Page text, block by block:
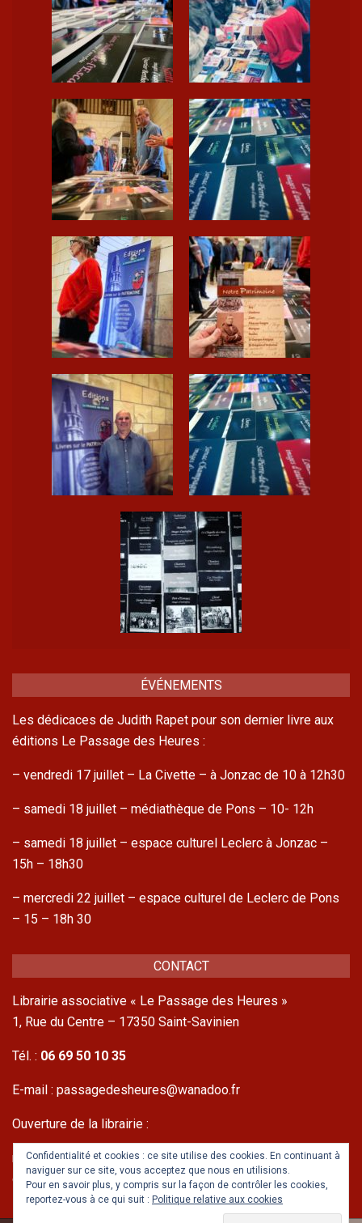
ÉVÉNEMENTS
Les dédicaces de Judith Rapet pour son dernier livre aux
éditions Le Passage des Heures :
– vendredi 17 juillet – La Civette – à Jonzac de 10 à 12h30
– samedi 18 juillet – médiathèque de Pons – 10- 12h
– samedi 18 juillet – espace culturel Leclerc à Jonzac –
15h – 18h30
– mercredi 22 juillet – espace culturel de Leclerc de Pons
– 15 – 18h 30
CONTACT
Librairie associative « Le Passage des Heures »
1, Rue du Centre – 17350 Saint-Savinien
Tél. : 06 69 50 10 35
E-mail : passagedesheures@wanadoo.fr
Ouverture de la librairie :
mercredis et samedis
de 10h à 12h30 et de 15h à 18h30.
Confidentialité et cookies : ce site utilise des cookies. En continuant à
naviguer sur ce site, vous acceptez que nous en utilisions.
Pour en savoir plus, y compris sur la façon de contrôler les cookies,
reportez-vous à ce qui suit : Politique relative aux cookies